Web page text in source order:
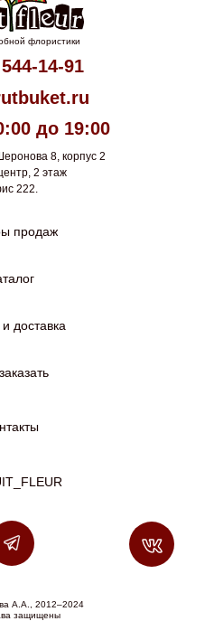
флористики
А.А., 2012–2024
защищены
14-91
до 19:00
8, корпус 2
2 этаж
222.
продаж
доставка